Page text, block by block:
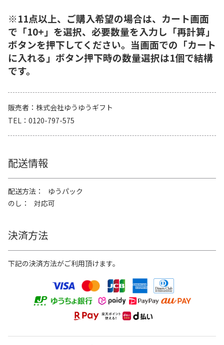
※11点以上、ご購入希望の場合は、カート画面
で「10+」を選択、必要数量を入力し「再計算」
ボタンを押下してください。当画面での「カート
に入れる」ボタン押下時の数量選択は1個で結構
です。
販売者
株式会社ゆうゆうギフト
TEL
0120-797-575
配送情報
配送方法
ゆうパック
のし
対応可
決済方法
下記の決済方法がご利用頂けます。